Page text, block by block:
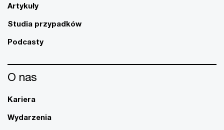
Artykuły
Studia przypadków
Podcasty
O nas
Kariera
Wydarzenia